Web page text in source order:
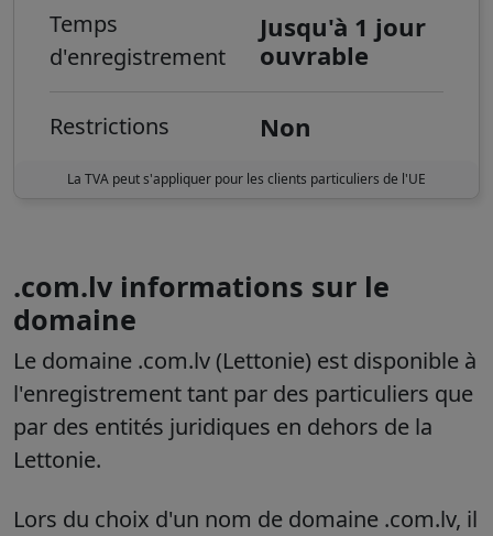
Temps
d'enregistrement
Jusqu'à 1 jour
ouvrable
Restrictions Non
La TVA peut s'appliquer pour les clients particuliers de l'UE
.com.lv informations sur le
domaine
Le domaine .com.lv (Lettonie) est disponible à
l'enregistrement tant par des particuliers que
par des entités juridiques en dehors de la
Lettonie.
Lors du choix d'un nom de domaine .com.lv, il